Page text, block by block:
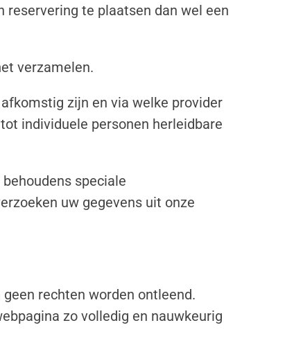
te plaatsen dan wel een
verzamelen.
zijn en via welke provider
individuele personen herleidbare
speciale
uw gegevens uit onze
rechten worden ontleend.
zo volledig en nauwkeurig